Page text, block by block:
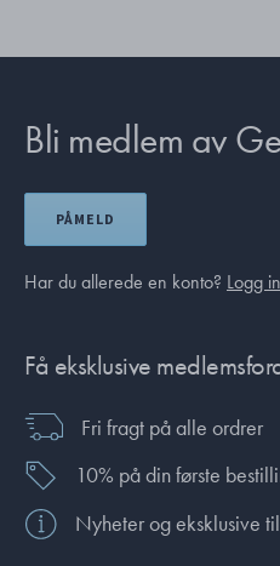
Bli medlem av
PÅMELD
Har du allerede en konto? Logg
Få eksklusive
Fri fragt på alle ordrer
10% på din første
Nyheter og eksklusive